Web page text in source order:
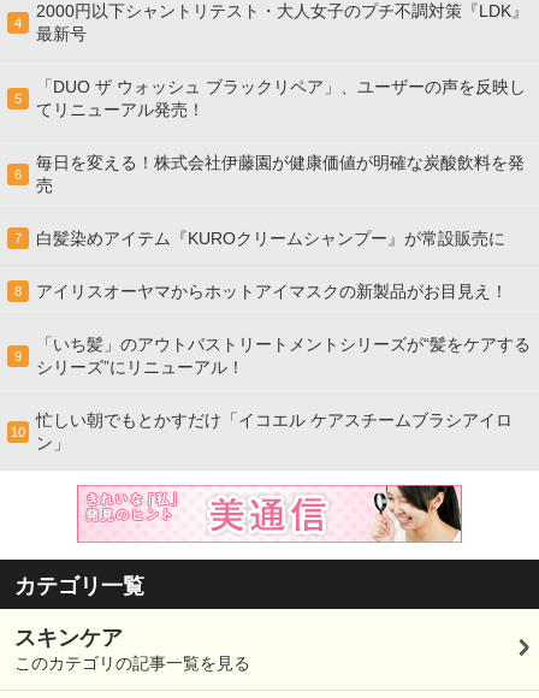
4
2000円以下シャントリテスト・大人女子のプチ不調対策『LDK』
最新号
5
「DUO ザ ウォッシュ ブラックリペア」、ユーザーの声を反映し
てリニューアル発売！
6
毎日を変える！株式会社伊藤園が健康価値が明確な炭酸飲料を発
売
7 白髪染めアイテム『KUROクリームシャンプー』が常設販売に
8 アイリスオーヤマからホットアイマスクの新製品がお目見え！
9
「いち髪」のアウトバストリートメントシリーズが“髪をケアする
シリーズ”にリニューアル！
10
忙しい朝でもとかすだけ「イコエル ケアスチームブラシアイロ
ン」
カテゴリ一覧
スキンケア
このカテゴリの記事一覧を見る